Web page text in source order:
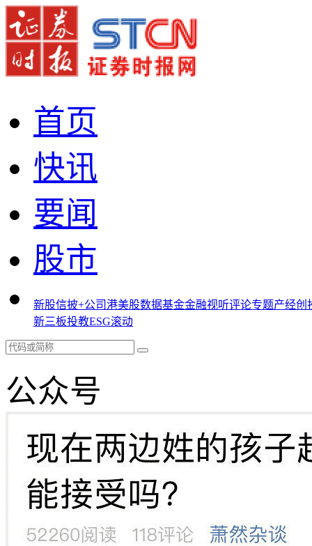
首页
快讯
要闻
股市
新股信披+公司港美股数据基金金融视听评论专题产经创
新三板投教ESG滚动
公众号